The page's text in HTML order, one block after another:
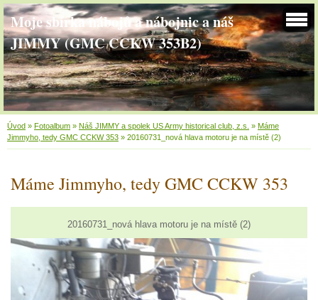
Moje sbírka nábojů a nábojnic a náš
JIMMY (GMC CCKW 353B2)
Úvod » Fotoalbum » Náš JIMMY a spolek US Army historical club, z.s. » Máme
Jimmyho, tedy GMC CCKW 353 » 20160731_nová hlava motoru je na místě (2)
Máme Jimmyho, tedy GMC CCKW 353
20160731_nová hlava motoru je na místě (2)